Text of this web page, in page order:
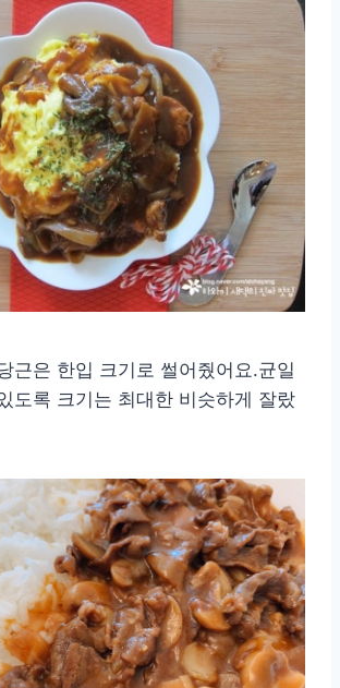
근은 한입 크기로 썰어줬어요.균일
도록 크기는 최대한 비슷하게 잘랐